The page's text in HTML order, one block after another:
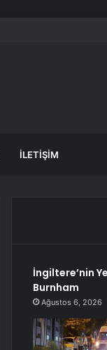
İLETIŞIM
İngiltere’nin
Burnham
Ağustos 6, 2026